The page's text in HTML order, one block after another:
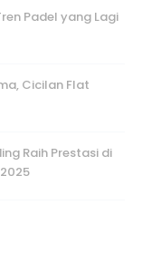
Padel yang Lagi
Cicilan Flat
Raih Prestasi di